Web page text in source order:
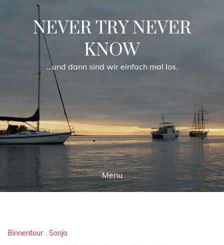
NEVER TRY NEVER
KNOW
…und dann sind wir einfach mal los.
Menu
Binnentour , Sonja